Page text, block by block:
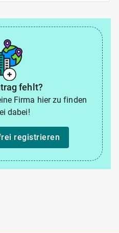
fehlt?
Firma hier zu finden
dabei!
registrieren